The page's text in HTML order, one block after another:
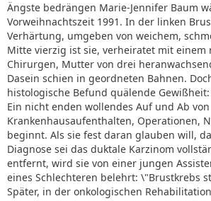
Ängste bedrängen Marie-Jennifer Baum
Vorweihnachtszeit 1991. In der linken
Verhärtung, umgeben von weichem,
Mitte vierzig ist sie, verheiratet mit einem
Chirurgen, Mutter von drei
Dasein schien in geordneten Bahnen.
histologische Befund quälende
Ein nicht enden wollendes Auf und Ab von
Krankenhausaufenthalten, Operationen,
beginnt. Als sie fest daran glauben will,
Diagnose sei das duktale Karzinom
entfernt, wird sie von einer jungen
eines Schlechteren belehrt: \"Brustkrebs
Später, in der onkologischen